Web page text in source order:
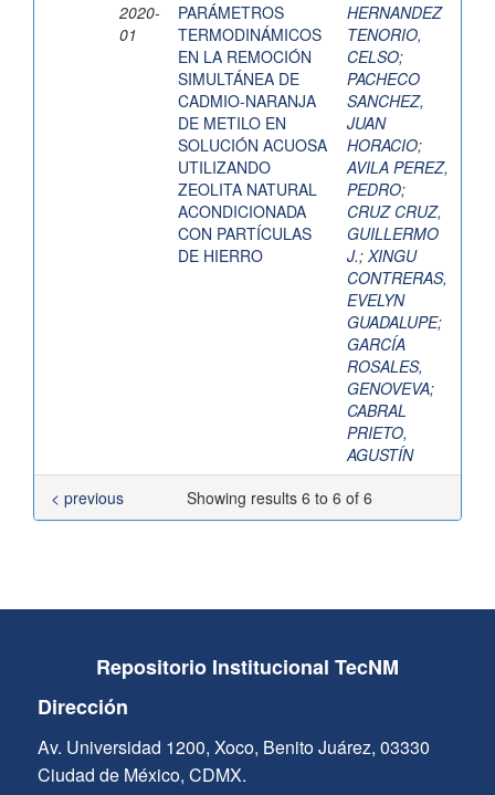
2020-
01
PARÁMETROS
TERMODINÁMICOS
EN LA REMOCIÓN
SIMULTÁNEA DE
CADMIO-NARANJA
DE METILO EN
SOLUCIÓN ACUOSA
UTILIZANDO
ZEOLITA NATURAL
ACONDICIONADA
CON PARTÍCULAS
DE HIERRO
HERNANDEZ
TENORIO,
CELSO;
PACHECO
SANCHEZ,
JUAN
HORACIO;
AVILA PEREZ,
PEDRO;
CRUZ CRUZ,
GUILLERMO
J.; XINGU
CONTRERAS,
EVELYN
GUADALUPE;
GARCÍA
ROSALES,
GENOVEVA;
CABRAL
PRIETO,
AGUSTÍN
Showing results 6 to 6 of 6
< previous
Repositorio Institucional TecNM
Dirección
Av. Universidad 1200, Xoco, Benito Juárez, 03330
Ciudad de México, CDMX.